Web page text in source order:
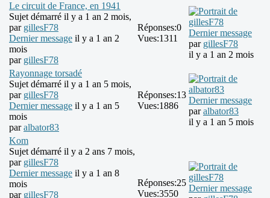
Le circuit de France, en 1941
Sujet démarré il y a 1 an 2 mois,
par gillesF78
Dernier message il y a 1 an 2
mois
par gillesF78
Réponses:0
Vues:1311
Dernier message
par gillesF78
il y a 1 an 2 mois
Rayonnage torsadé
Sujet démarré il y a 1 an 5 mois,
par gillesF78
Dernier message il y a 1 an 5
mois
paralbator83
Réponses:13
Vues:1886
Dernier message
paralbator83
il y a 1 an 5 mois
Kom
Sujet démarré il y a 2 ans 7 mois,
par gillesF78
Dernier message il y a 1 an 8
mois
par gillesF78
Réponses:25
Vues:3550
Dernier message